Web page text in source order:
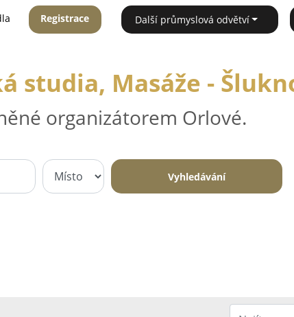
Registrace Další průmyslová odvětví
studia, Masáže -
organizátorem Orlové.
Vyhledávání